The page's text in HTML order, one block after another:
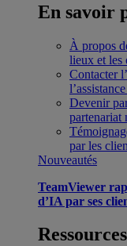
En savoir
À propos
lieux et les
Contacter
Devenir
partenariat
par les
Nouveautés
TeamViewer
d’IA par ses
Ressources